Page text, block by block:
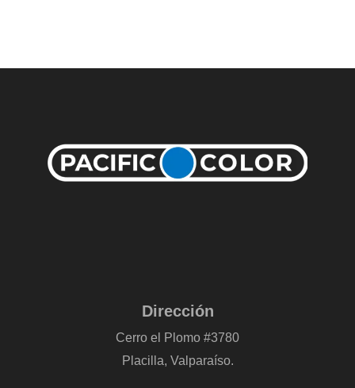
Dirección
Cerro el Plomo #3780
Placilla, Valparaíso.